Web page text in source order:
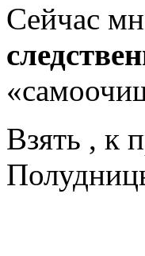
Сейчас
Взять , к